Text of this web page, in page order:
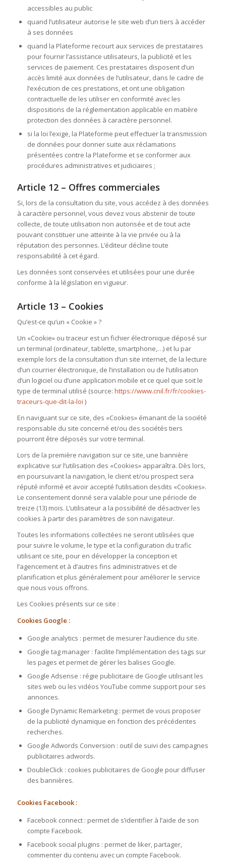
accessibles au public
quand l’utilisateur autorise le site web d’un tiers à accéder
à ses données
quand la Plateforme recourt aux services de prestataires
pour fournir l’assistance utilisateurs, la publicité et les
services de paiement. Ces prestataires disposent d’un
accès limité aux données de l’utilisateur, dans le cadre de
l’exécution de ces prestations, et ont une obligation
contractuelle de les utiliser en conformité avec les
dispositions de la réglementation applicable en matière
protection des données à caractère personnel.
si la loi l’exige, la Plateforme peut effectuer la transmission
de données pour donner suite aux réclamations
présentées contre la Plateforme et se conformer aux
procédures administratives et judiciaires ;
Article 12 – Offres commerciales
Si, lors de la consultation du site, vous accédez à des données
à caractère personnel, vous devez vous abstenir de toute
collecte, de toute utilisation non autorisée et de tout acte
pouvant constituer une atteinte à la vie privée ou à la
réputation des personnes. L’éditeur décline toute
responsabilité à cet égard.
Les données sont conservées et utilisées pour une durée
conforme à la législation en vigueur.
Article 13 – Cookies
Qu’est-ce qu’un « Cookie » ?
Un «Cookie» ou traceur est un fichier électronique déposé sur
un terminal (ordinateur, tablette, smartphone,…) et lu par
exemple lors de la consultation d’un site internet, de la lecture
d’un courrier électronique, de l’installation ou de l’utilisation
d’un logiciel ou d’une application mobile et ce quel que soit le
type de terminal utilisé (source: https://www.cnil.fr/fr/cookies-
traceurs-que-dit-la-loi )
En naviguant sur ce site, des «Cookies» émanant de la société
responsable du site concerné et/ou des sociétés tiers
pourront être déposés sur votre terminal.
Lors de la première navigation sur ce site, une bannière
explicative sur l’utilisation des «Cookies» apparaîtra. Dès lors,
en poursuivant la navigation, le client et/ou prospect sera
réputé informé et avoir accepté l’utilisation desdits «Cookies».
Le consentement donné sera valable pour une période de
treize (13) mois. L’utilisateur a la possibilité de désactiver les
cookies à partir des paramètres de son navigateur.
Toutes les informations collectées ne seront utilisées que
pour suivre le volume, le type et la configuration du trafic
utilisant ce site, pour en développer la conception et
l’agencement et à d’autres fins administratives et de
planification et plus généralement pour améliorer le service
que nous vous offrons.
Les Cookies présents sur ce site :
Cookies Google :
Google analytics : permet de mesurer l’audience du site.
Google tag manager : facilite l’implémentation des tags sur
les pages et permet de gérer les balises Google.
Google Adsense : régie publicitaire de Google utilisant les
sites web ou les vidéos YouTube comme support pour ses
annonces.
Google Dynamic Remarketing : permet de vous proposer
de la publicité dynamique en fonction des précédentes
recherches.
Google Adwords Conversion : outil de suivi des campagnes
publicitaires adwords.
DoubleClick : cookies publicitaires de Google pour diffuser
des bannières.
Cookies Facebook :
Facebook connect : permet de s’identifier à l’aide de son
compte Facebook.
Facebook social plugins : permet de liker, partager,
commenter du contenu avec un compte Facebook.